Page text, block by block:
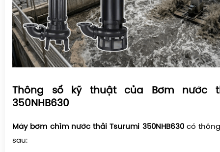
Thông số kỹ thuật của Bơm nước
350NHB630
Máy bơm chìm nước thải Tsurumi 350NHB630có
sau: